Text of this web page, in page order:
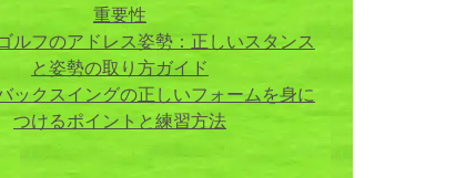
重要性
ルフのアドレス姿勢：正しいスタンス
と姿勢の取り方ガイド
ックスイングの正しいフォームを身に
つけるポイントと練習方法